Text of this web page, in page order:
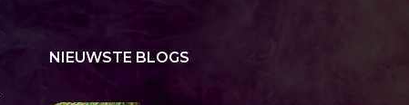
NIEUWSTE BLOGS